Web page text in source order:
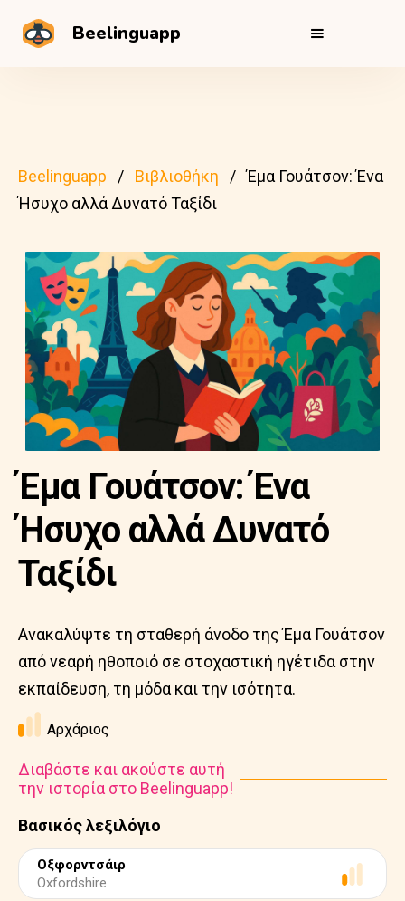
Beelinguapp
Beelinguapp Βιβλιοθήκη
Έμα Γουάτσον: Ένα
Ήσυχο αλλά Δυνατό Ταξίδι
Βασικός λεξιλόγιο
Οξφορντσάιρ
Oxfordshire
Έμα Γουάτσον: Ένα
Ήσυχο αλλά Δυνατό
Ταξίδι
Ανακαλύψτε τη σταθερή άνοδο της Έμα Γουάτσον
από νεαρή ηθοποιό σε στοχαστική ηγέτιδα στην
εκπαίδευση, τη μόδα και την ισότητα.
Αρχάριος
Διαβάστε και ακούστε αυτή
την ιστορία στο Beelinguapp!